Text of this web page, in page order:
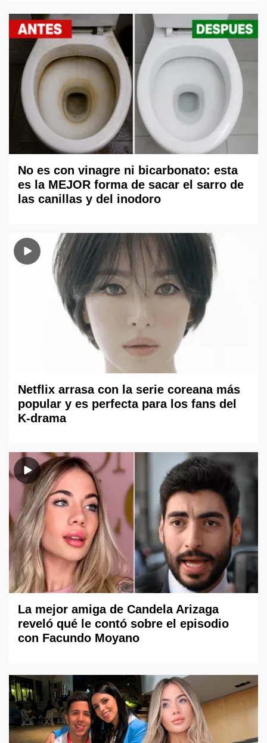
No es con vinagre ni bicarbonato: esta
es la MEJOR forma de sacar el sarro de
las canillas y del inodoro
Netflix arrasa con la serie coreana más
popular y es perfecta para los fans del
K-drama
La mejor amiga de Candela Arizaga
reveló qué le contó sobre el episodio
con Facundo Moyano